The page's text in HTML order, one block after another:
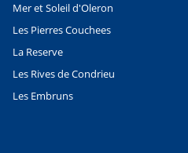
Mer et Soleil d'Oleron
Les Pierres Couchees
La Reserve
Les Rives de Condrieu
Les Embruns